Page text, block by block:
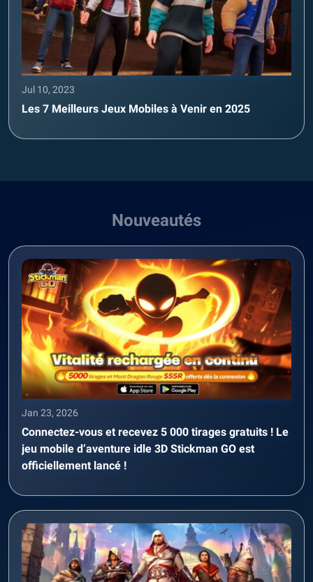
Jul 10, 2023
Les 7 Meilleurs Jeux Mobiles à Venir en 2025
Nouveautés
Jan 23, 2026
Connectez-vous et recevez 5 000 tirages gratuits ! Le
jeu mobile d’aventure idle 3D Stickman GO est
officiellement lancé !